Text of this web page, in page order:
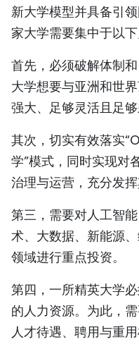
新大学模型并具备引
家大学需要集中于以下
首先，必须破解体制
大学想要与亚洲和世
强大、足够灵活且足够
其次，切实有效落实
学”模式，同时实现对
治理与运营，充分发挥
第三，需要对人工智
术、大数据、新能源
领域进行重点投资。
第四，一所精英大学
的人力资源。为此，
人才待遇、聘用与重用